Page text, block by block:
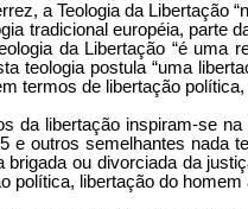
a Teologia da Libertação
tradicional européia, parte
da Libertação “é uma
teologia postula “uma
termos de libertação
da libertação inspiram-se
e outros semelhantes nada
brigada ou divorciada da
política, libertação do